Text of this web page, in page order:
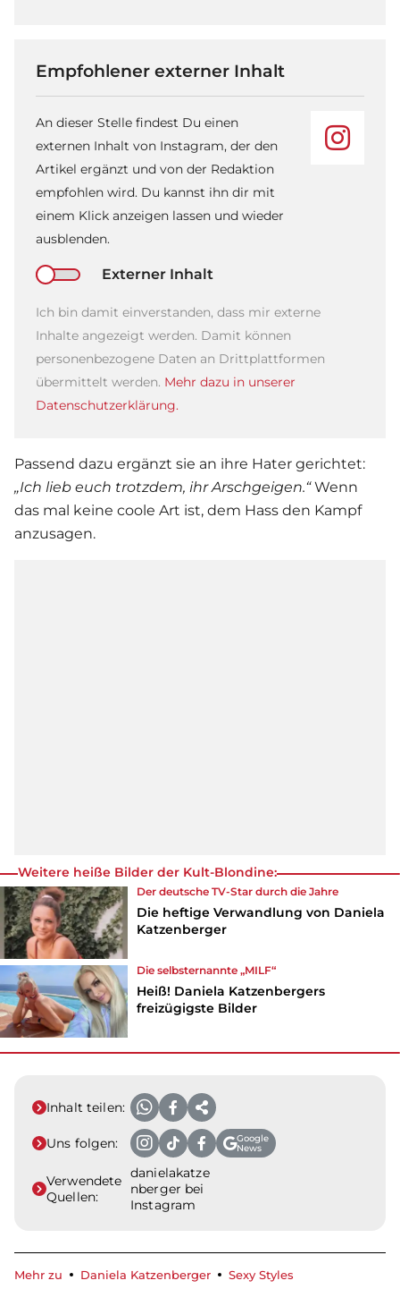
Empfohlener externer Inhalt
An dieser Stelle findest Du einen
externen Inhalt von Instagram, der den
Artikel ergänzt und von der Redaktion
empfohlen wird. Du kannst ihn dir mit
einem Klick anzeigen lassen und wieder
ausblenden.
Externer Inhalt
Ich bin damit einverstanden, dass mir externe
Inhalte angezeigt werden. Damit können
personenbezogene Daten an Drittplattformen
übermittelt werden. Mehr dazu in unserer
Datenschutzerklärung.
Passend dazu ergänzt sie an ihre Hater gerichtet:
„Ich lieb euch trotzdem, ihr Arschgeigen.“Wenn
das mal keine coole Art ist, dem Hass den Kampf
anzusagen.
Weitere heiße Bilder der Kult-Blondine:
Der deutsche TV-Star durch die Jahre
Die heftige Verwandlung von Daniela
Katzenberger
Die selbsternannte „MILF“
Heiß! Daniela Katzenbergers
freizügigste Bilder
Inhalt teilen:
Uns folgen:
Google
News
Verwendete
Quellen:
danielakatze
nberger bei
Instagram
Mehr zu Daniela Katzenberger Sexy Styles